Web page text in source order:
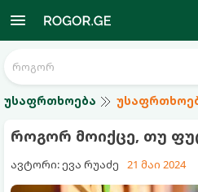
უსაფრთხოება
როგორ მოიქცე, თუ
ავტორი: ევა რუაძე 21 მაი 2024